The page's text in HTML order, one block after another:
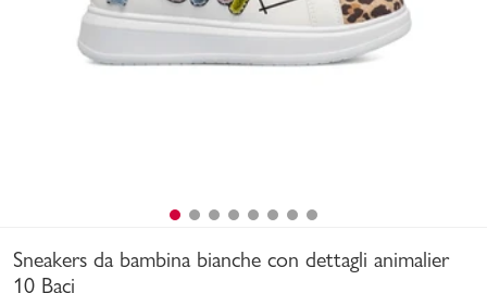
Bambino
Sneakers da bambina bianche con dettagli animalier
10 Baci